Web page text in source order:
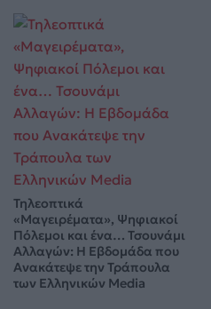
Τηλεοπτικά
«Μαγειρέματα», Ψηφιακοί
Πόλεμοι και ένα… Τσουνάμι
Αλλαγών: Η Εβδομάδα που
Ανακάτεψε την Τράπουλα
των Ελληνικών Media